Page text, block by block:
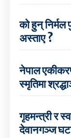
को हुन् निर्मल
अस्ताए ?
नेपाल
स्मृतिमा
गृहमन्त्री र
देवानगञ्ज